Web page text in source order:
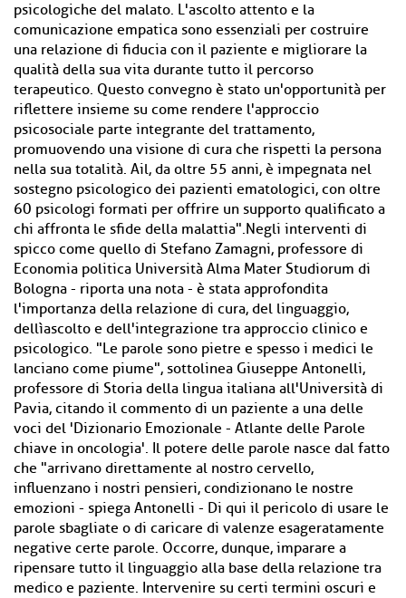
psicologiche del malato. L'ascolto attento e la
comunicazione empatica sono essenziali per costruire
una relazione di fiducia con il paziente e migliorare la
qualità della sua vita durante tutto il percorso
terapeutico. Questo convegno è stato un'opportunità per
riflettere insieme su come rendere l'approccio
psicosociale parte integrante del trattamento,
promuovendo una visione di cura che rispetti la persona
nella sua totalità. Ail, da oltre 55 anni, è impegnata nel
sostegno psicologico dei pazienti ematologici, con oltre
60 psicologi formati per offrire un supporto qualificato a
chi affronta le sfide della malattia".Negli interventi di
spicco come quello di Stefano Zamagni, professore di
Economia politica Università Alma Mater Studiorum di
Bologna - riporta una nota - è stata approfondita
l'importanza della relazione di cura, del linguaggio,
dellìascolto e dell'integrazione tra approccio clinico e
psicologico. "Le parole sono pietre e spesso i medici le
lanciano come piume", sottolinea Giuseppe Antonelli,
professore di Storia della lingua italiana all'Università di
Pavia, citando il commento di un paziente a una delle
voci del 'Dizionario Emozionale - Atlante delle Parole
chiave in oncologia'. Il potere delle parole nasce dal fatto
che "arrivano direttamente al nostro cervello,
influenzano i nostri pensieri, condizionano le nostre
emozioni - spiega Antonelli - Di qui il pericolo di usare le
parole sbagliate o di caricare di valenze esageratamente
negative certe parole. Occorre, dunque, imparare a
ripensare tutto il linguaggio alla base della relazione tra
medico e paziente. Intervenire su certi termini oscuri e